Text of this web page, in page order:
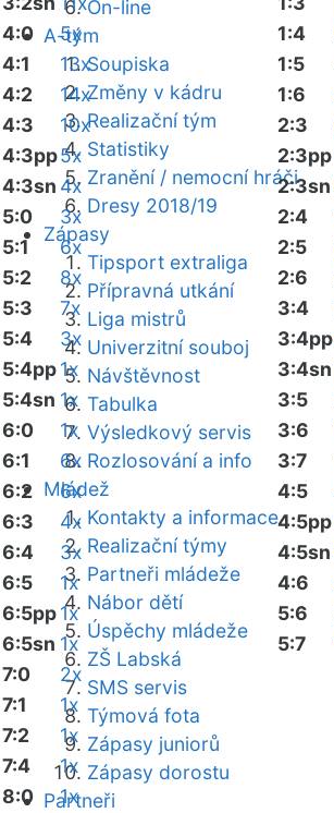
On-line
A-tým
Soupiska
Změny v kádru
Realizační tým
Statistiky
Zranění / nemocní hráči
Dresy 2018/19
Zápasy
Tipsport extraliga
Přípravná utkání
Liga mistrů
Univerzitní souboj
Návštěvnost
Tabulka
Výsledkový servis
Rozlosování a info
Mládež
Kontakty a informace
Realizační týmy
Partneři mládeže
Nábor dětí
Úspěchy mládeže
ZŠ Labská
SMS servis
Týmová fota
Zápasy juniorů
Zápasy dorostu
Partneři
4:0
5x
4:1
13x
4:2
14x
4:3
10x
4:3pp5x
4:3sn 4x
5:0
3x
5:1
6x
5:2
8x
5:3
7x
5:4
3x
5:4pp1x
5:4sn 1x
6:0
1x
6:1
6x
6:2
6x
6:3
4x
6:4
3x
6:5
1x
6:5pp1x
6:5sn 1x
7:0
2x
7:1
1x
7:2
1x
7:4
1x
8:0
1x
1:4
1:5
1:6
2:3
2:3pp
2:3sn
2:4
2:5
2:6
3:4
3:4pp
3:4sn
3:5
3:6
3:7
4:5
4:5pp
4:5sn
4:6
5:6
5:7